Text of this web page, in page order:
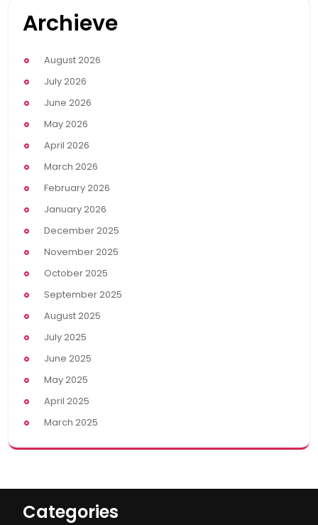
Archieve
August 2026
July 2026
June 2026
May 2026
April 2026
March 2026
February 2026
January 2026
December 2025
November 2025
October 2025
September 2025
August 2025
July 2025
June 2025
May 2025
April 2025
March 2025
Categories